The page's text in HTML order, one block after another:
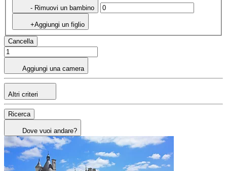
- Rimuovi un bambino
+Aggiungi un figlio
Cancella
Aggiungi una camera
Altri criteri
Ricerca
Dove vuoi andare?